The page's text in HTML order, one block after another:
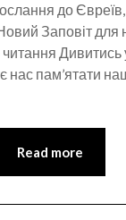
до Євреїв,
Заповіт
Дивитись
пам’ятати
Read more